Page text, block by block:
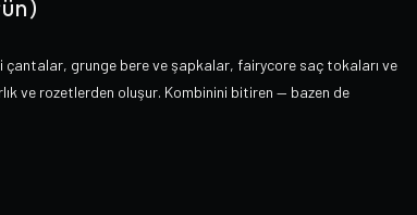
grunge bere ve şapkalar, fairycore saç tokaları ve
ve rozetlerden oluşur. Kombinini bitiren — bazen de